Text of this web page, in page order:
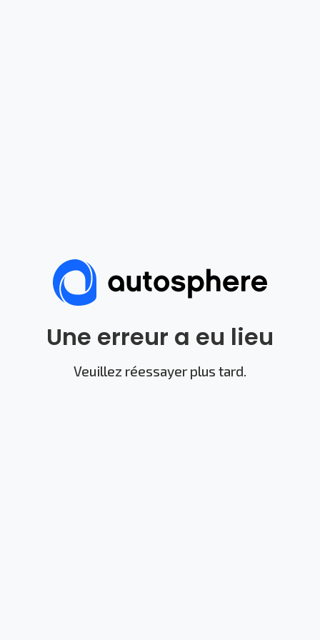
Une erreur a eu lieu
Veuillez réessayer plus tard.